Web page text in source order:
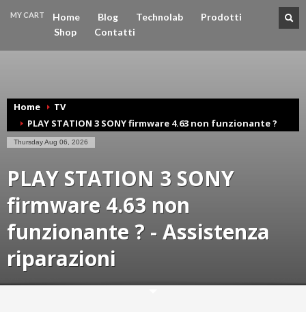
MY CART
€0 CHECKOUT
Home Blog Technolab
Prodotti
Shop
Contatti
Home
TV
PLAY STATION 3 SONY firmware 4.63 non funzionante ?
Thursday Aug 06, 2026
PLAY STATION 3 SONY
firmware 4.63 non
funzionante ? - Assistenza
riparazioni